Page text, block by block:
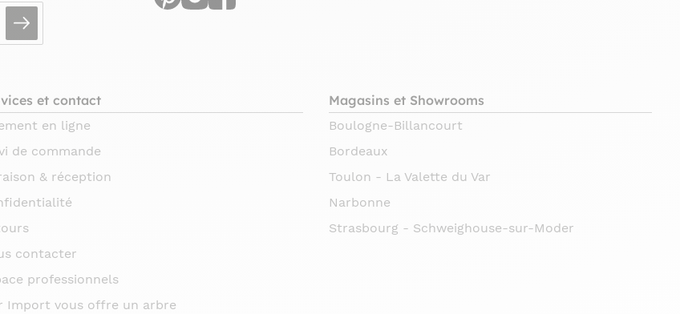
et contact
en ligne
de commande
& réception
contacter
professionnels
Import vous offre un arbre
Magasins et Showrooms
Boulogne-Billancourt
Bordeaux
Toulon - La Valette du Var
Narbonne
Strasbourg - Schweighouse-sur-Moder